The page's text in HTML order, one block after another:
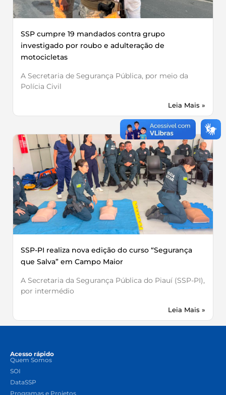
SSP cumpre 19 mandados contra grupo
investigado por roubo e adulteração de
motocicletas
A Secretaria de Segurança Pública, por meio da
Polícia Civil
Leia Mais »
SSP-PI realiza nova edição do curso “Segurança
que Salva” em Campo Maior
A Secretaria da Segurança Pública do Piauí (SSP-PI),
por intermédio
Leia Mais »
Acesso rápido
Quem Somos
SOI
DataSSP
Programas e Projetos